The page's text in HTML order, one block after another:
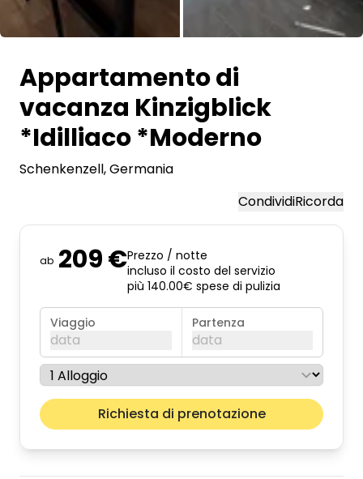
Appartamento di
vacanza Kinzigblick
*Idilliaco *Moderno
Schenkenzell, Germania
CondividiRicorda
ab 209 €Prezzo / notte
incluso il costo del servizio
più 140.00€ spese di pulizia
Viaggio
data
Partenza
data
agosto 2026
Il
mar mer gio ven sab
Richiesta di prenotazione